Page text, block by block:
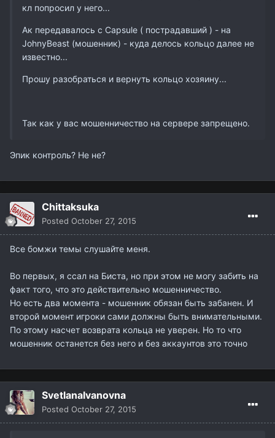
кл попросил у него...
Ак передавалось с Capsule ( пострадавший ) - на
JohnyBeast (мошенник) - куда делось кольцо далее не
известно...
Прошу разобраться и вернуть кольцо хозяину...
Так как у вас мошенничество на сервере запрещено.
Эпик контроль? Не не?
Chittaksuka
Posted October 27, 2015
Все бомжи темы слушайте меня.
Во первых, я ссал на Биста, но при этом не могу забить на
факт того, что это действительно мошенничество.
Но есть два момента - мошенник обязан быть забанен. И
второй момент игроки сами должны быть внимательными.
По этому насчет возврата кольца не уверен. Но то что
мошенник останется без него и без аккаунтов это точно
SvetlanaIvanovna
Posted October 27, 2015